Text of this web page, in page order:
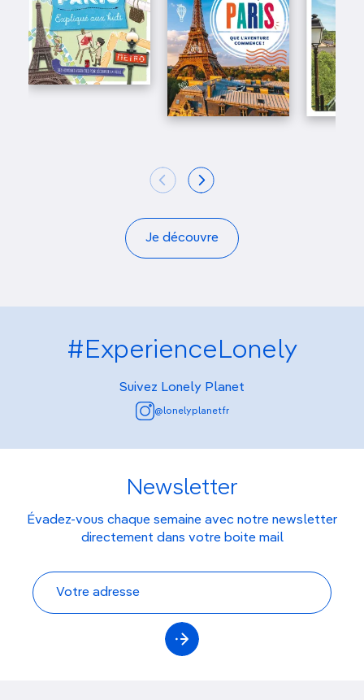
Je découvre
#ExperienceLonely
Suivez Lonely Planet
@lonelyplanetfr
Newsletter
Évadez-vous chaque semaine avec notre newsletter
directement dans votre boite mail